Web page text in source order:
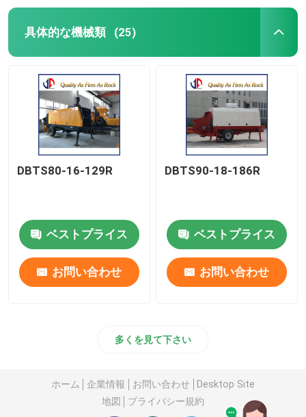
具体的な機械類 (25)
DBTS80-16-129R
ベストプライス
お問い合わせ
DBTS90-18-186R
ベストプライス
お問い合わせ
多くを見て下さい
ホーム 企業情報 お問い合わせ
Desktop Site
地図
プライバシー規約